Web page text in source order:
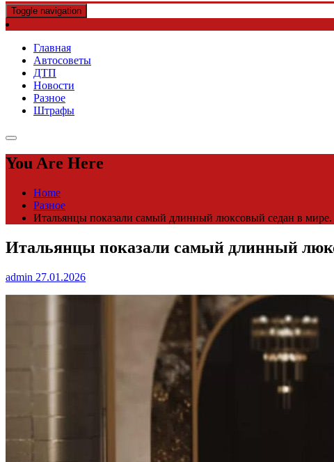
Toggle navigation
Главная
Автосоветы
ДТП
Новости
Разное
Штрафы
You Are Here
Home
Разное
Итальянцы показали самый длинный люксовый седан в
Итальянцы показали самый длинный
admin 27.01.2026